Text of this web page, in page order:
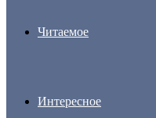
Читаемое
Интересное